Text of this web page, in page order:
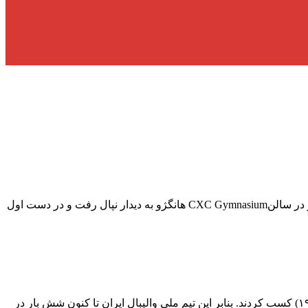
به گزارش آفتاب شمال به نقل از گروه ورزشی خبرگزاری صدا و سیما، تیم ملی والیبال کشورمان در اولین دیدار از بازی‌های آسیایی هانگژو در سالن­CXC Gymnasium­ هانگژو به دیدار نپال رفت و در دست اول
مردان والیبال ایران در ۱۰ دوره قبلی، دو مدال طلا (۲۰۱۴ و ۲۰۱۸)، سه عنوان نایب قهرمانی (۱۹۵۸، ۲۰۰۲ و ۲۰۱۰) و یک مقام سومی (۱۹۶۶) کسب کردند. بنابر این تیم ملی والیبال ایران تا کنون شش بار در